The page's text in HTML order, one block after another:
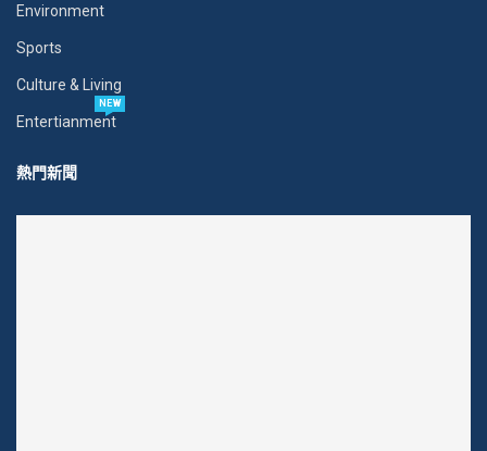
Environment
Sports
Culture & Living
Entertianment
NEW
熱門新聞